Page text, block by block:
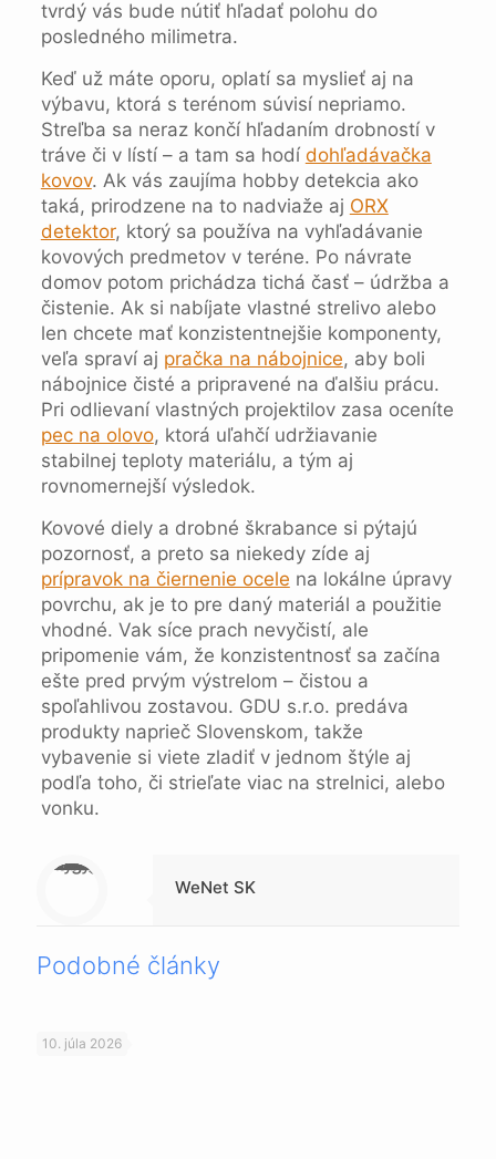
tvrdý vás bude nútiť hľadať polohu do
posledného milimetra.
Keď už máte oporu, oplatí sa myslieť aj na
výbavu, ktorá s terénom súvisí nepriamo.
Streľba sa neraz končí hľadaním drobností v
tráve či v lístí – a tam sa hodí dohľadávačka
kovov. Ak vás zaujíma hobby detekcia ako
taká, prirodzene na to nadviaže aj ORX
detektor, ktorý sa používa na vyhľadávanie
kovových predmetov v teréne. Po návrate
domov potom prichádza tichá časť – údržba a
čistenie. Ak si nabíjate vlastné strelivo alebo
len chcete mať konzistentnejšie komponenty,
veľa spraví aj pračka na nábojnice, aby boli
nábojnice čisté a pripravené na ďalšiu prácu.
Pri odlievaní vlastných projektilov zasa oceníte
pec na olovo, ktorá uľahčí udržiavanie
stabilnej teploty materiálu, a tým aj
rovnomernejší výsledok.
Kovové diely a drobné škrabance si pýtajú
pozornosť, a preto sa niekedy zíde aj
prípravok na čiernenie ocele na lokálne úpravy
povrchu, ak je to pre daný materiál a použitie
vhodné. Vak síce prach nevyčistí, ale
pripomenie vám, že konzistentnosť sa začína
ešte pred prvým výstrelom – čistou a
spoľahlivou zostavou. GDU s.r.o. predáva
produkty naprieč Slovenskom, takže
vybavenie si viete zladiť v jednom štýle aj
podľa toho, či strieľate viac na strelnici, alebo
vonku.
Warning
: Trying to access array offset on null in
/data/1/4/149a9a91-3acc-4306-8eec-62104a76cbc2/skica.online/web/wp-content/themes/betheme-child/includes/content-single.php
on line
286
WeNet SK
Podobné články
10. júla 2026